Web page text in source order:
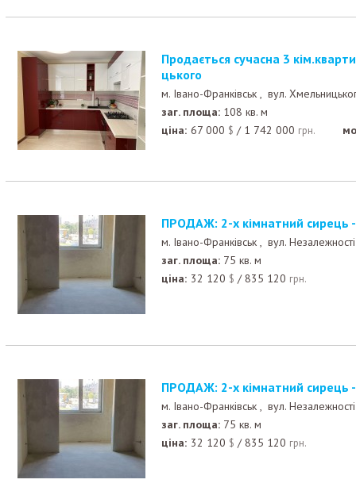
Продається сучасна 3 кім.квартира по вул.Б.Хмельни
цького
м. Івано-Франківськ , вул.
заг. площа: 108 кв. м
ціна: 67 000 $ / 1 742 000 грн.
ПРОДАЖ: 2-х кімнатний сирець
м. Івано-Франківськ , вул. Незалежності
заг. площа: 75 кв. м
ціна: 32 120 $ /835 120 грн.
ПРОДАЖ: 2-х кімнатний сирець
м. Івано-Франківськ , вул. Незалежності
заг. площа: 75 кв. м
ціна: 32 120 $ /835 120 грн.